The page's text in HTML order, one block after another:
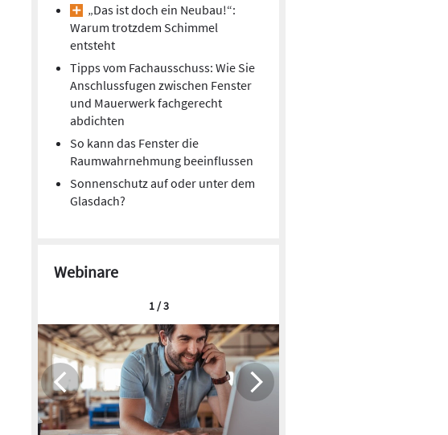
„Das ist doch ein Neubau!“:
Warum trotzdem Schimmel
entsteht
Tipps vom Fachausschuss: Wie Sie
Anschlussfugen zwischen Fenster
und Mauerwerk fachgerecht
abdichten
So kann das Fenster die
Raumwahrnehmung beeinflussen
Sonnenschutz auf oder unter dem
Glasdach?
Webinare
1 / 3